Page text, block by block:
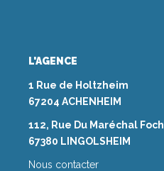
L'AGENCE
1 Rue de Holtzheim
67204 ACHENHEIM
112, Rue Du Maréchal Foch
67380 LINGOLSHEIM
Nous contacter